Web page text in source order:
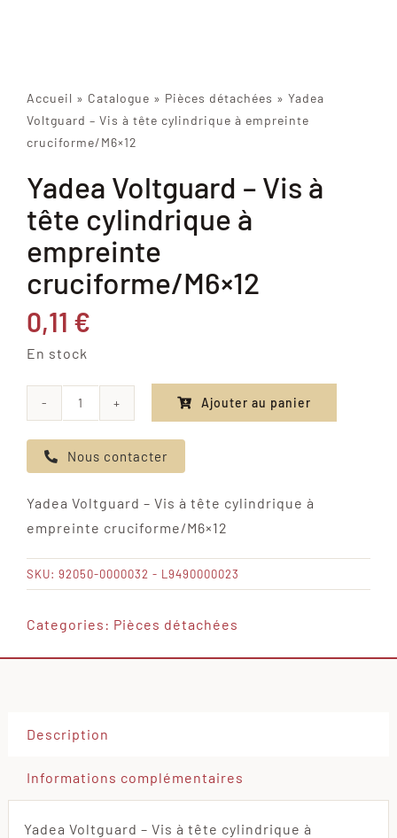
Accueil » Catalogue » Pièces détachées » Yadea
Voltguard – Vis à tête cylindrique à empreinte
cruciforme/M6×12
Yadea Voltguard – Vis à
tête cylindrique à
empreinte
cruciforme/M6×12
0,11 €
En stock
de
Yadea
-
Vis
à
tête
empreinte
Ajouter au panier
Nous contacter
Yadea Voltguard – Vis à tête cylindrique à
empreinte cruciforme/M6×12
SKU: 92050-0000032 - L9490000023
Categories: Pièces détachées
Description
Informations complémentaires
Yadea Voltguard – Vis à tête cylindrique à